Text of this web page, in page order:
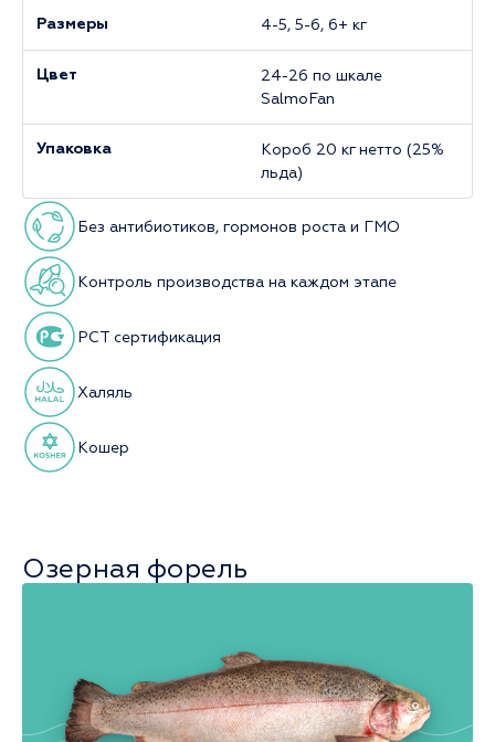
Размеры 4-5, 5-6, 6+ кг
Цвет
24-26 по шкале
SalmoFan
Упаковка
Короб 20 кг нетто (25%
льда)
Без антибиотиков, гормонов роста и ГМО
Контроль производства на каждом этапе
РСТ сертификация
Халяль
Кошер
Озерная форель